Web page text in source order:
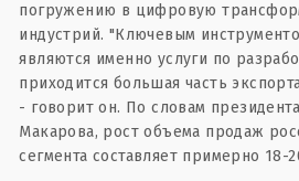
погружению в цифровую
индустрий. "Ключевым
являются именно услуги по
приходится большая часть
- говорит он. По словам
Макарова, рост объема продаж
сегмента составляет примерно 18-